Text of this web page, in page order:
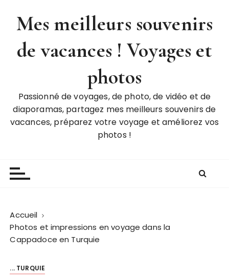
Mes meilleurs souvenirs
de vacances ! Voyages et
photos
Passionné de voyages, de photo, de vidéo et de
diaporamas, partagez mes meilleurs souvenirs de
vacances, préparez votre voyage et améliorez vos
photos !
Accueil
Photos et impressions en voyage dans la
Cappadoce en Turquie
... TURQUIE